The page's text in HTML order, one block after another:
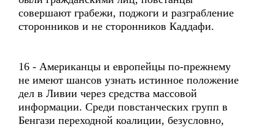
совершают грабежи, поджоги и разграбление
сторонников и не сторонников Каддафи.
16 - Американцы и европейцы по-прежнему
не имеют шансов узнать истинное положение
дел в Ливии через средства массовой
информации. Среди повстанческих групп в
Бенгази переходной коалиции, безусловно,